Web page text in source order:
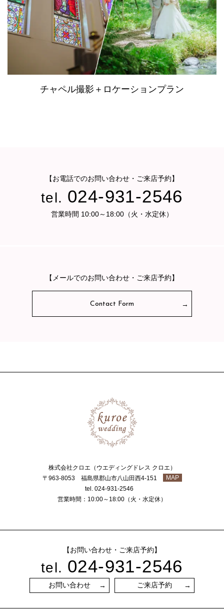
チャペル撮影＋ロケーションプラン
【お電話でのお問い合わせ・ご来店予約】
tel. 024-931-2546
営業時間 10:00～18:00（火・水定休）
【メールでのお問い合わせ・ご来店予約】
Contact Form
株式会社クロエ（ウエディングドレス クロエ）
〒963-8053 福島県郡山市八山田西4-151
MAP
tel. 024-931-2546
営業時間：10:00～18:00（火・水定休）
【お問い合わせ・ご来店予約】
tel. 024-931-2546
お問い合わせ ご来店予約